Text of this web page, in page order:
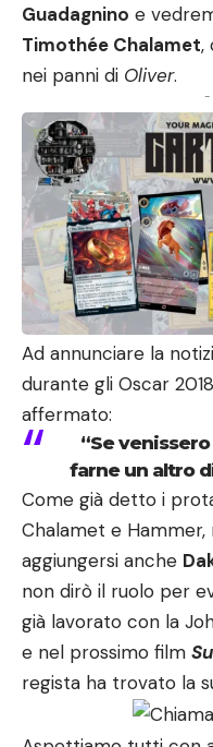
Guadagnino e
Timothée Chalamet,
nei panni di Oliver.
-
Ad annunciare la
durante gli Oscar
affermato:
“Se
farne un altro
Come già detto i
Chalamet e
aggiungersi anche
non dirò il ruolo per
già lavorato con la
e nel prossimo film
regista ha trovato la